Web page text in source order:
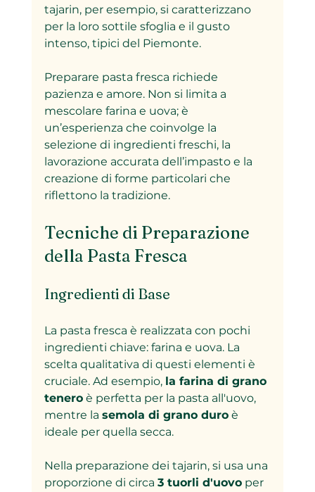
tajarin, per esempio, si caratterizzano
per la loro sottile sfoglia e il gusto
intenso, tipici del Piemonte.
Preparare pasta fresca richiede
pazienza e amore. Non si limita a
mescolare farina e uova; è
un’esperienza che coinvolge la
selezione di ingredienti freschi, la
lavorazione accurata dell’impasto e la
creazione di forme particolari che
riflettono la tradizione.
Tecniche di Preparazione
della Pasta Fresca
Ingredienti di Base
La pasta fresca è realizzata con pochi
ingredienti chiave: farina e uova. La
scelta qualitativa di questi elementi è
cruciale. Ad esempio, la farina di grano
tenero è perfetta per la pasta all'uovo,
mentre la semola di grano duro è
ideale per quella secca.
Nella preparazione dei tajarin, si usa una
proporzione di circa 3 tuorli d'uovo per